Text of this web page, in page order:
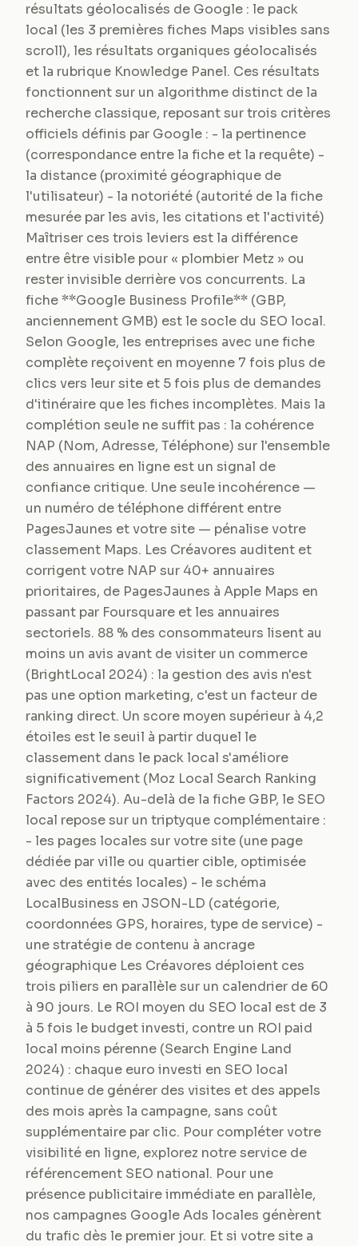
résultats géolocalisés de Google : le pack
local (les 3 premières fiches Maps visibles sans
scroll), les résultats organiques géolocalisés
et la rubrique Knowledge Panel. Ces résultats
fonctionnent sur un algorithme distinct de la
recherche classique, reposant sur trois critères
officiels définis par Google : - la pertinence
(correspondance entre la fiche et la requête) -
la distance (proximité géographique de
l'utilisateur) - la notoriété (autorité de la fiche
mesurée par les avis, les citations et l'activité)
Maîtriser ces trois leviers est la différence
entre être visible pour « plombier Metz » ou
rester invisible derrière vos concurrents. La
fiche **Google Business Profile** (GBP,
anciennement GMB) est le socle du SEO local.
Selon Google, les entreprises avec une fiche
complète reçoivent en moyenne 7 fois plus de
clics vers leur site et 5 fois plus de demandes
d'itinéraire que les fiches incomplètes. Mais la
complétion seule ne suffit pas : la cohérence
NAP (Nom, Adresse, Téléphone) sur l'ensemble
des annuaires en ligne est un signal de
confiance critique. Une seule incohérence —
un numéro de téléphone différent entre
PagesJaunes et votre site — pénalise votre
classement Maps. Les Créavores auditent et
corrigent votre NAP sur 40+ annuaires
prioritaires, de PagesJaunes à Apple Maps en
passant par Foursquare et les annuaires
sectoriels. 88 % des consommateurs lisent au
moins un avis avant de visiter un commerce
(BrightLocal 2024) : la gestion des avis n'est
pas une option marketing, c'est un facteur de
ranking direct. Un score moyen supérieur à 4,2
étoiles est le seuil à partir duquel le
classement dans le pack local s'améliore
significativement (Moz Local Search Ranking
Factors 2024). Au-delà de la fiche GBP, le SEO
local repose sur un triptyque complémentaire :
- les pages locales sur votre site (une page
dédiée par ville ou quartier cible, optimisée
avec des entités locales) - le schéma
LocalBusiness en JSON-LD (catégorie,
coordonnées GPS, horaires, type de service) -
une stratégie de contenu à ancrage
géographique Les Créavores déploient ces
trois piliers en parallèle sur un calendrier de 60
à 90 jours. Le ROI moyen du SEO local est de 3
à 5 fois le budget investi, contre un ROI paid
local moins pérenne (Search Engine Land
2024) : chaque euro investi en SEO local
continue de générer des visites et des appels
des mois après la campagne, sans coût
supplémentaire par clic. Pour compléter votre
visibilité en ligne, explorez notre service de
référencement SEO national. Pour une
présence publicitaire immédiate en parallèle,
nos campagnes Google Ads locales génèrent
du trafic dès le premier jour. Et si votre site a